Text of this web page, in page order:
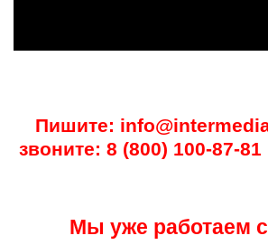
Пишите:
звоните: 8 (800) 100-87-
Мы уже работаем